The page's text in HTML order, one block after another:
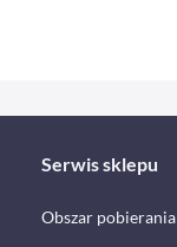
Serwis sklepu
Obszar pobierania